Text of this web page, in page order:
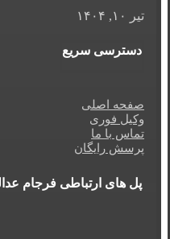
تیر ۱۰, ۱۴۰۴
دسترسی سریع
صفحه اصلی
وکیل فوری
تماس با ما
پرسش رایگان
پل های ارتباطی فرجام